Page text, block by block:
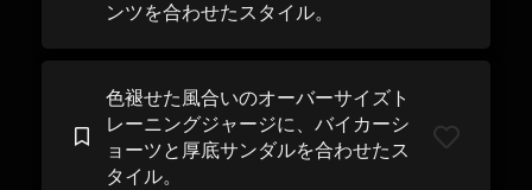
ンツを合わせたスタイル。
色褪せた風合いのオーバーサイズト
レーニングジャージに、バイカーシ
ョーツと厚底サンダルを合わせたス
タイル。